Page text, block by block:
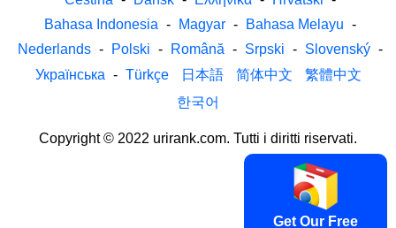
Bahasa Indonesia - Magyar - Bahasa Melayu -
Nederlands - Polski - Română - Srpski - Slovenský -
Українська - Türkçe 日本語 简体中文
繁體中文
한국어
Copyright © 2022 urirank.com. Tutti i diritti riservati.
Get Our Free